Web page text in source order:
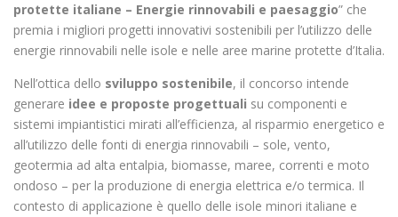
protette italiane – Energie rinnovabili e paesaggio” che
premia i migliori progetti innovativi sostenibili per l’utilizzo delle
energie rinnovabili nelle isole e nelle aree marine protette d’Italia.
Nell’ottica dello sviluppo sostenibile, il concorso intende
generare idee e proposte progettuali su componenti e
sistemi impiantistici mirati all’efficienza, al risparmio energetico e
all’utilizzo delle fonti di energia rinnovabili – sole, vento,
geotermia ad alta entalpia, biomasse, maree, correnti e moto
ondoso – per la produzione di energia elettrica e/o termica. Il
contesto di applicazione è quello delle isole minori italiane e